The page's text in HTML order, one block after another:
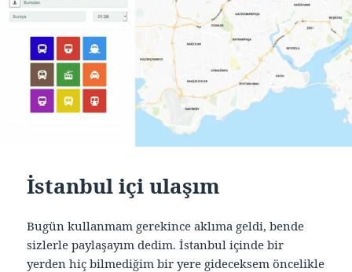
İstanbul içi ulaşım
Bugün kullanmam gerekince aklıma geldi, bende
sizlerle paylaşayım dedim. İstanbul içinde bir
yerden hiç bilmediğim bir yere gideceksem öncelikle